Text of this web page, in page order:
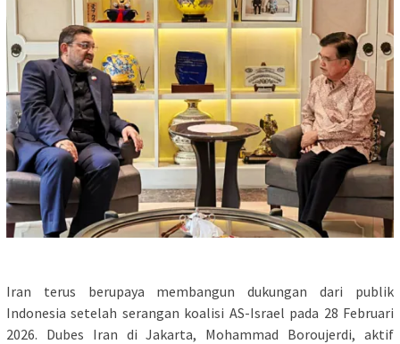
Iran terus berupaya membangun dukungan dari publik
Indonesia setelah serangan koalisi AS-Israel pada 28 Februari
2026. Dubes Iran di Jakarta, Mohammad Boroujerdi, aktif